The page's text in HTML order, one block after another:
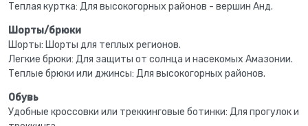
Теплая куртка: Для высокогорных районов - вершин Анд.
Шорты/брюки
Шорты: Шорты для теплых регионов.
Легкие брюки: Для защиты от солнца и насекомых Амазонии.
Теплые брюки или джинсы: Для высокогорных районов.
Обувь
Удобные кроссовки или треккинговые ботинки: Для прогулок и